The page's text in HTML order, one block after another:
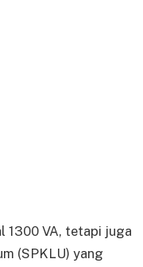
1300 VA, tetapi juga
(SPKLU) yang